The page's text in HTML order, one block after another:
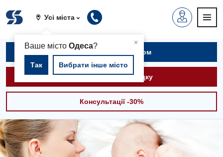
Усі міста
×
Ваше містоОдеса?
Так Вибрати інше місто
Записатися на прийом
Викликати швидку
Консультації -30%